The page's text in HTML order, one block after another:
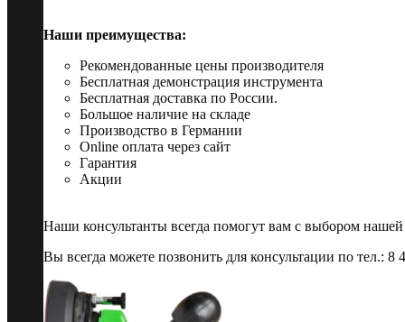
Наши преимущества:
Рекомендованные цены производителя
Бесплатная демонстрация инструмента
Бесплатная доставка по России.
Большое наличие на складе
Производство в Германии
Online оплата через сайт
Гарантия
Акции
Наши консультанты всегда помогут вам с выбором
Вы всегда можете позвонить для консультации по тел.: